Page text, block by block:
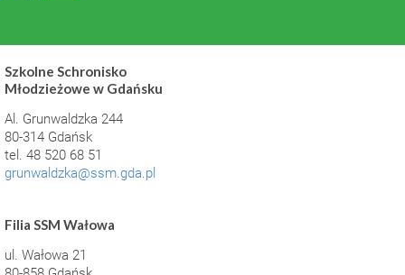
Szkolne Schronisko
Młodzieżowe w Gdańsku
Al. Grunwaldzka 244
80-314 Gdańsk
tel. 48 520 68 51
grunwaldzka@ssm.gda.pl
Filia SSM Wałowa
ul. Wałowa 21